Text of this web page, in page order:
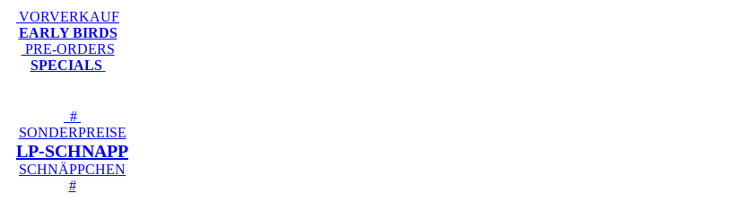
VORVERKAUF
EARLY BIRDS
PRE-ORDERS
SPECIALS
#
SONDERPREISE
LP-SCHNAPP
SCHNÄPPCHEN
#